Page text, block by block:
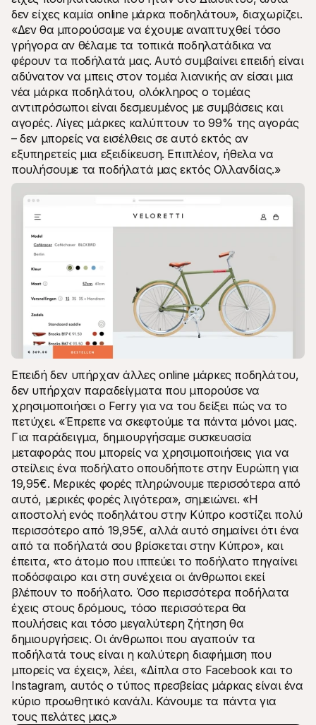
δεν είχες καμία online μάρκα ποδηλάτου», διαχωρίζει.
«Δεν θα μπορούσαμε να έχουμε αναπτυχθεί τόσο
γρήγορα αν θέλαμε τα τοπικά ποδηλατάδικα να
φέρουν τα ποδήλατά μας. Αυτό συμβαίνει επειδή είναι
αδύνατον να μπεις στον τομέα λιανικής αν είσαι μια
νέα μάρκα ποδηλάτου, ολόκληρος ο τομέας
αντιπρόσωποι είναι δεσμευμένος με συμβάσεις και
αγορές. Λίγες μάρκες καλύπτουν το 99% της αγοράς
– δεν μπορείς να εισέλθεις σε αυτό εκτός αν
εξυπηρετείς μια εξειδίκευση. Επιπλέον, ήθελα να
πουλήσουμε τα ποδήλατά μας εκτός Ολλανδίας.»
Επειδή δεν υπήρχαν άλλες online μάρκες ποδηλάτου,
δεν υπήρχαν παραδείγματα που μπορούσε να
χρησιμοποιήσει ο Ferry για να του δείξει πώς να το
πετύχει. «Έπρεπε να σκεφτούμε τα πάντα μόνοι μας.
Για παράδειγμα, δημιουργήσαμε συσκευασία
μεταφοράς που μπορείς να χρησιμοποιήσεις για να
στείλεις ένα ποδήλατο οπουδήποτε στην Ευρώπη για
19,95€. Μερικές φορές πληρώνουμε περισσότερα από
αυτό, μερικές φορές λιγότερα», σημειώνει. «Η
αποστολή ενός ποδηλάτου στην Κύπρο κοστίζει πολύ
περισσότερο από 19,95€, αλλά αυτό σημαίνει ότι ένα
από τα ποδήλατά σου βρίσκεται στην Κύπρο», και
έπειτα, «το άτομο που ιππεύει το ποδήλατο πηγαίνει
ποδόσφαιρο και στη συνέχεια οι άνθρωποι εκεί
βλέπουν το ποδήλατο. Όσο περισσότερα ποδήλατα
έχεις στους δρόμους, τόσο περισσότερα θα
πουλήσεις και τόσο μεγαλύτερη ζήτηση θα
δημιουργήσεις. Οι άνθρωποι που αγαπούν τα
ποδήλατά τους είναι η καλύτερη διαφήμιση που
μπορείς να έχεις», λέει, «Δίπλα στο Facebook και το
Instagram, αυτός ο τύπος πρεσβείας μάρκας είναι ένα
κύριο προωθητικό κανάλι. Κάνουμε τα πάντα για
τους πελάτες μας.»